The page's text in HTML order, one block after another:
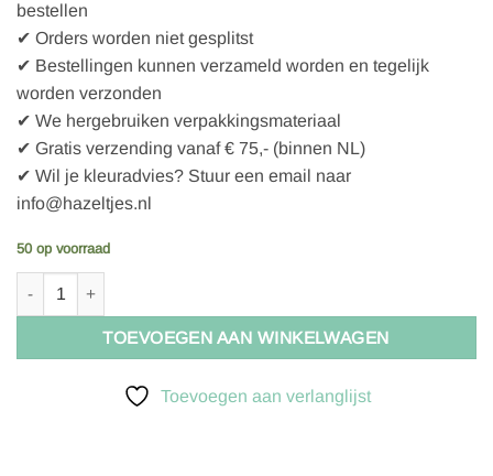
bestellen
✔ Orders worden niet gesplitst
✔ Bestellingen kunnen verzameld worden en tegelijk
worden verzonden
✔ We hergebruiken verpakkingsmateriaal
✔ Gratis verzending vanaf € 75,- (binnen NL)
✔ Wil je kleuradvies? Stuur een email naar
info@hazeltjes.nl
50 op voorraad
TOEVOEGEN AAN WINKELWAGEN
Toevoegen aan verlanglijst